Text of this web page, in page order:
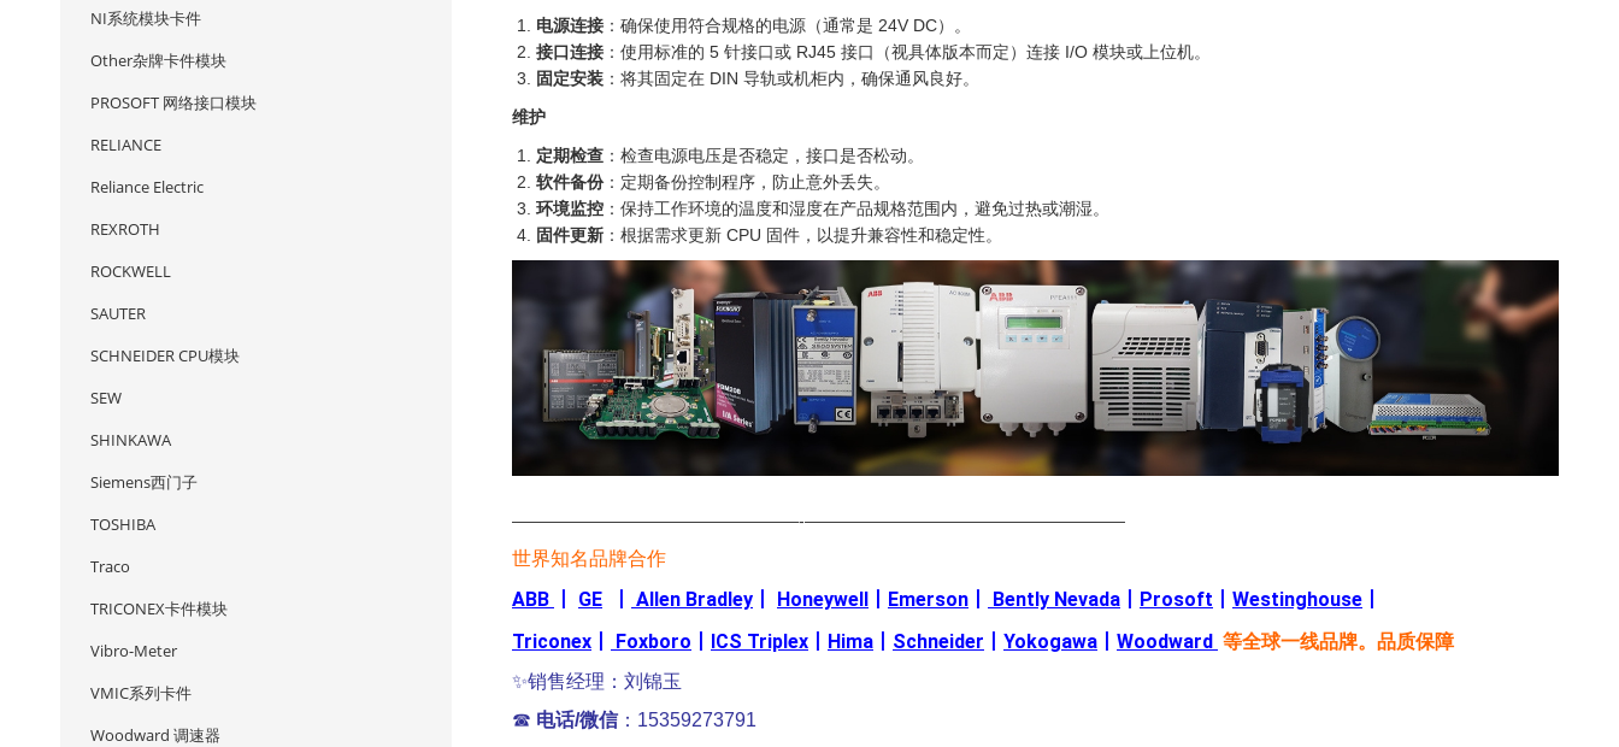
电源连接 ：确保使用符合规格的电源（通常是 24V DC）。
接口连接 ：使用标准的 5 针接口或 RJ45 接口（视具体版本而定）连接 I/O 模块或上位机。
固定安装 ：将其固定在 DIN 导轨或机柜内，确保通风良好。
维护
定期检查 ：检查电源电压是否稳定，接口是否松动。
软件备份：定期备份控制程序，防止意外丢失。
环境监控 ：保持工作环境的温度和湿度在产品规格范围内，避免过热或潮湿。
固件更新 ：根据需求更新 CPU 固件，以提升兼容性和稳定性。
—————————————————-———————————————————
世界知名品牌合作
ABB GE Allen Bradley Honeywell Emerson Bently Nevada Prosoft Westinghouse
Triconex
Foxboro ICS Triplex Hima Schneider Yokogawa Woodward 等全球一线品牌。品质保障
✨销售经理：刘锦玉
☎ 电话/微信：15359273791
NI系统模块卡件
Other杂牌卡件模块
PROSOFT 网络接口模块
RELIANCE
Reliance Electric
REXROTH
ROCKWELL
SAUTER
SCHNEIDER CPU模块
SEW
SHINKAWA
Siemens西门子
TOSHIBA
Traco
TRICONEX卡件模块
Vibro-Meter
VMIC系列卡件
Woodward 调速器